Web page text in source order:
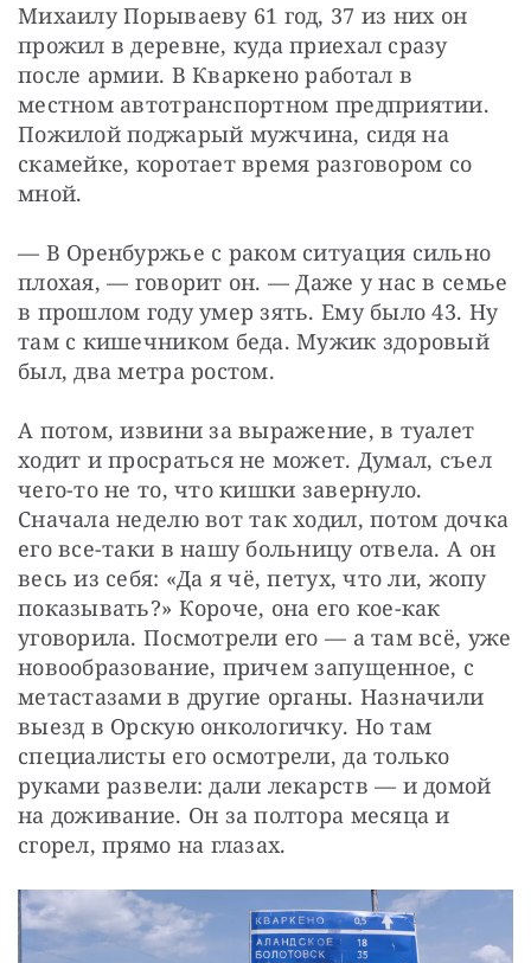
Михаилу Порываеву 61 год, 37 из них он
прожил в деревне, куда приехал сразу
после армии. В Кваркено работал в
местном автотранспортном предприятии.
Пожилой поджарый мужчина, сидя на
скамейке, коротает время разговором со
мной.
— В Оренбуржье с раком ситуация сильно
плохая, — говорит он. — Даже у нас в семье
в прошлом году умер зять. Ему было 43. Ну
там с кишечником беда. Мужик здоровый
был, два метра ростом.
А потом, извини за выражение, в туалет
ходит и просраться не может. Думал, съел
чего-то не то, что кишки завернуло.
Сначала неделю вот так ходил, потом дочка
его все-таки в нашу больницу отвела. А он
весь из себя: «Да я чё, петух, что ли, жопу
показывать?» Короче, она его кое-как
уговорила. Посмотрели его — а там всё, уже
новообразование, причем запущенное, с
метастазами в другие органы. Назначили
выезд в Орскую онкологичку. Но там
специалисты его осмотрели, да только
руками развели: дали лекарств — и домой
на доживание. Он за полтора месяца и
сгорел, прямо на глазах.